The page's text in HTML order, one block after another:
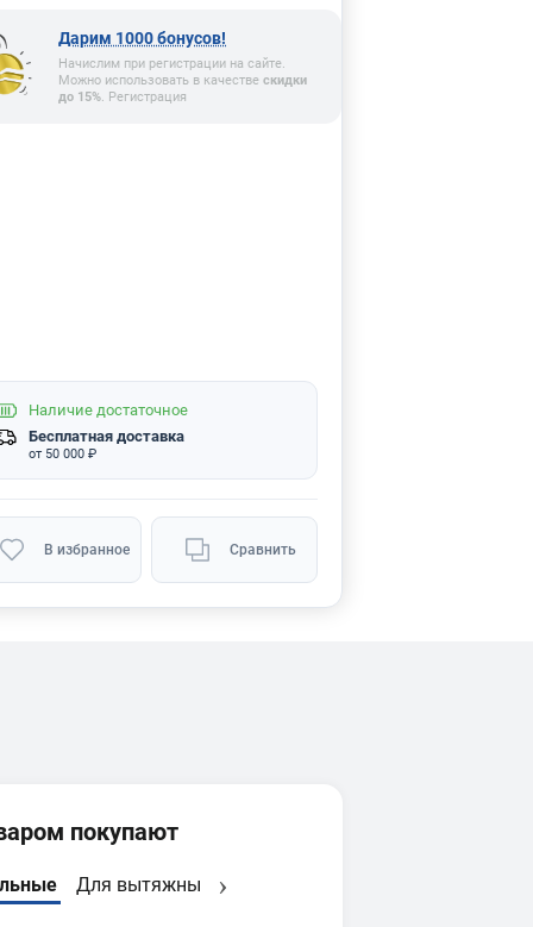
Дарим 1000 бонусов!
Начислим при регистрации на сайте.
Можно использовать в качестве скидки
до 15%. Регистрация
Наличие достаточное
Бесплатная доставка
от 50 000 ₽
В избранное Сравнить
покупают
Для вытяжных установок